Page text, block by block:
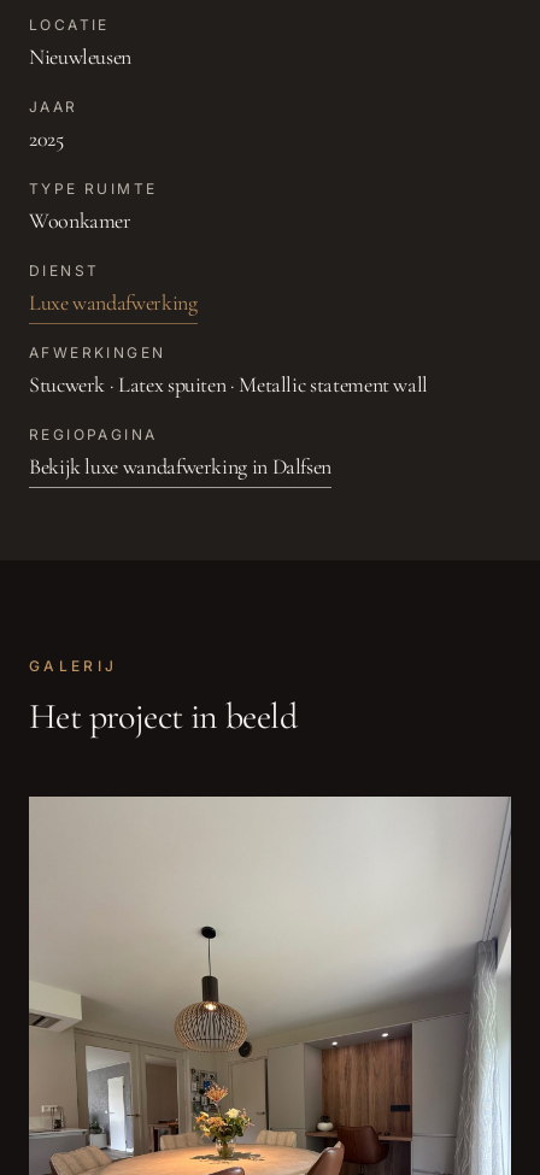
LOCATIE
Nieuwleusen
JAAR
2025
TYPE RUIMTE
Woonkamer
DIENST
Luxe wandafwerking
AFWERKINGEN
Stucwerk · Latex spuiten · Metallic statement wall
REGIOPAGINA
Bekijkluxe wandafwerking in Dalfsen
GALERIJ
Het project in beeld